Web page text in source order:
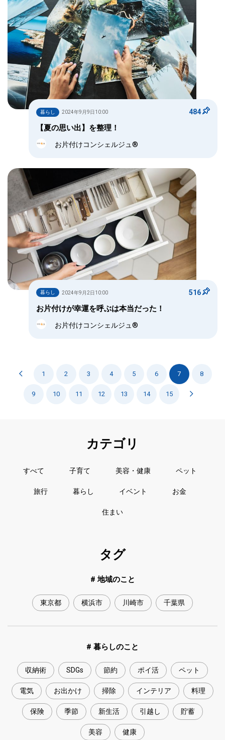
暮らし 2024年9月9日10:00 484
【夏の思い出】を整理！
お片付けコンシェルジュ®
暮らし 2024年9月2日10:00 516
お片付けが幸運を呼ぶは本当だった！
お片付けコンシェルジュ®
1 2 3 4 5 6 7 8
9 10 11 12 13 14 15
カテゴリ
すべて 子育て 美容・健康 ペット
旅行 暮らし イベント お金
住まい
タグ
# 地域のこと
東京都 横浜市 川崎市 千葉県
# 暮らしのこと
収納術 SDGs 節約 ポイ活 ペット
電気 お出かけ 掃除 インテリア 料理
保険 季節 新生活 引越し 貯蓄
美容 健康